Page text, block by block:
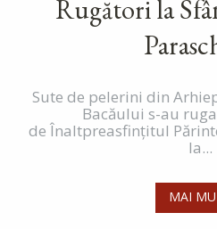
Rugători la
Sute de pelerini din
Bacăului s-au
de Înaltpreasfințitul
la...
MAI